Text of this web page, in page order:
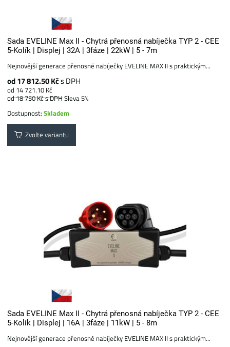
Sada EVELINE Max II - Chytrá přenosná nabíječka TYP 2 - CEE
5-Kolík | Displej | 32A | 3fáze | 22kW | 5 - 7m
Nejnovější generace přenosné nabíječky EVELINE MAX II s praktickým...
od 17 812.50 Kčs DPH
od 14 721.10 Kč
od 18 750 Kčs DPHSleva 5%
Dostupnost:Skladem
Zvolte variantu
Sada EVELINE Max II - Chytrá přenosná nabíječka TYP 2 - CEE
5-Kolík | Displej | 16A | 3fáze | 11kW | 5 - 8m
Nejnovější generace přenosné nabíječky EVELINE MAX II s praktickým...